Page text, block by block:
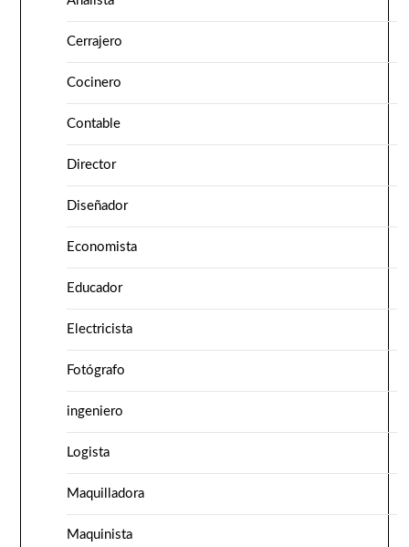
Cerrajero
Cocinero
Contable
Director
Diseñador
Economista
Educador
Electricista
Fotógrafo
ingeniero
Logista
Maquilladora
Maquinista